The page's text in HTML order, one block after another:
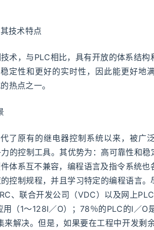
技术特点
，与PLC相比，具有开放的体系结构
定性和更好的实时性，因此能更好地
热点之一。
原有的继电器控制系统以来，被广
的控制工具。其优势为：高可靠性和
体系互不兼容，编程语言及指令系统也
控制规程，并且学习特定的编程语言
、联合开发公司（VDC）以及网上
（1～128I／O）；78％的PLC的I／O
解决。但是，如果要在工程中开发剩